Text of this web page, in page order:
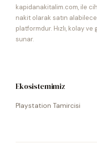
kapidanakitalim.com, ile
nakit olarak satın
platformdur. Hızlı, kolay
sunar.
Ekosistemimiz
Playstation Tamircisi